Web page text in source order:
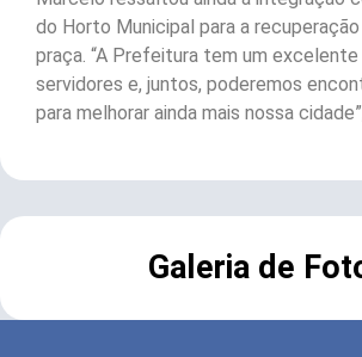
do Horto Municipal para a
praça. “A Prefeitura tem um excelente
servidores e, juntos, poderemos
para melhorar ainda mais nossa
Galeria de